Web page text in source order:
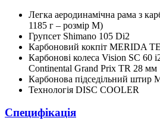
Легка аеродинамічна рама з
1185 г – розмір M)
Групсет Shimano 105 Di2
Карбоновий кокпіт MERIDA
Карбонові колеса Vision SC 60
Continental Grand Prix TR 28 мм
Карбонова підседільний штир
Технологія DISC COOLER
Специфікація